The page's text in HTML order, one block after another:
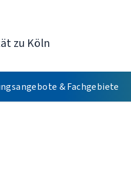
zu Köln
& Fachgebiete